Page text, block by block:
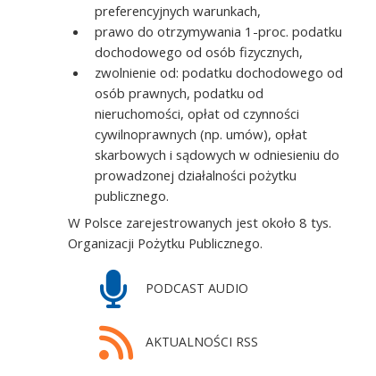
preferencyjnych warunkach,
prawo do otrzymywania 1-proc. podatku
dochodowego od osób fizycznych,
zwolnienie od: podatku dochodowego od
osób prawnych, podatku od
nieruchomości, opłat od czynności
cywilnoprawnych (np. umów), opłat
skarbowych i sądowych w odniesieniu do
prowadzonej działalności pożytku
publicznego.
W Polsce zarejestrowanych jest około 8 tys.
Organizacji Pożytku Publicznego.
PODCAST AUDIO
AKTUALNOŚCI RSS